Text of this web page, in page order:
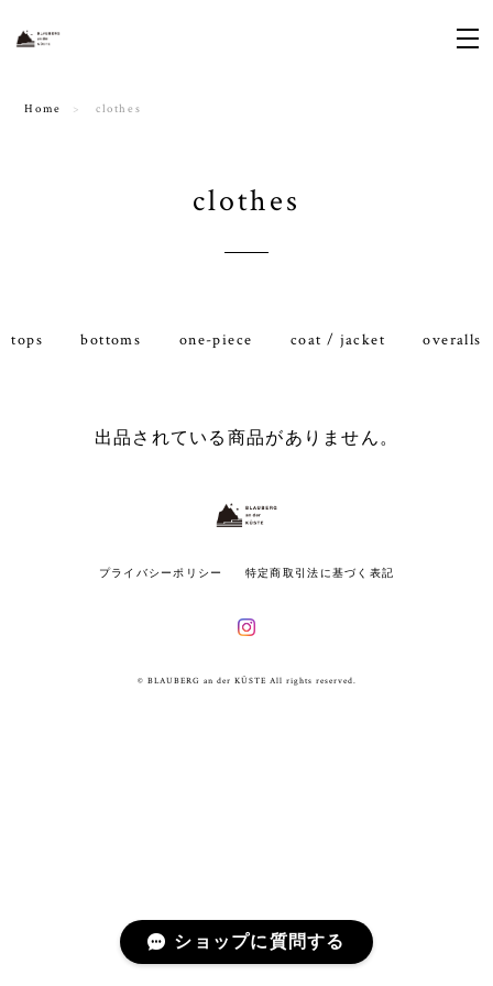
Home clothes
clothes
tops bottoms one-piece coat / jacket overalls
出品されている商品がありません。
プライバシーポリシー 特定商取引法に基づく表記
© BLAUBERG an der KÜSTE All rights reserved.
ショップに質問する